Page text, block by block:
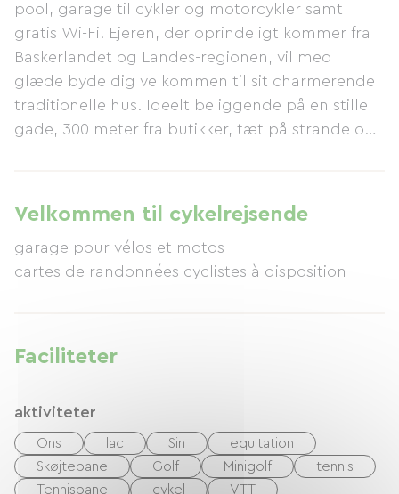
pool, garage til cykler og motorcykler samt
gratis Wi-Fi. Ejeren, der oprindeligt kommer fra
Baskerlandet og Landes-regionen, vil med
glæde byde dig velkommen til sit charmerende
traditionelle hus. Ideelt beliggende på en stille
gade, 300 meter fra butikker, tæt på strande og
nærheden.
Velkommen til cykelrejsende
garage pour vélos et motos
cartes de randonnées cyclistes à disposition
Faciliteter
aktiviteter
Ons lac Sin
equitation
Skøjtebane
Golf Minigolf
tennis
Tennisbane
cykel VTT